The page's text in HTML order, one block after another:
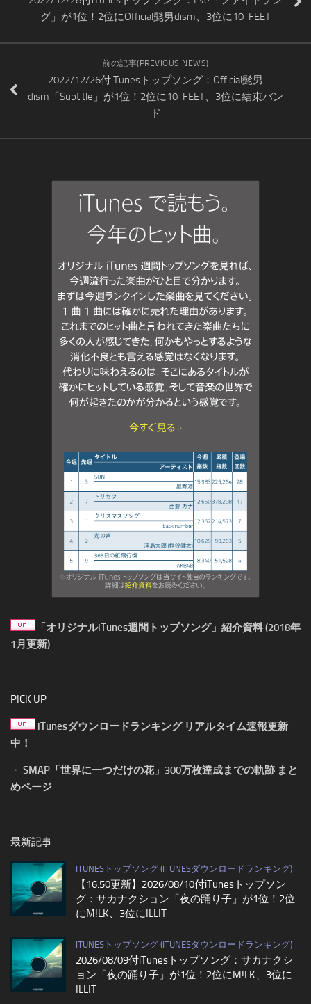
グ」が1位！2位にOfficial髭男dism、3位に10-FEET
前の記事(PREVIOUS NEWS)
2022/12/26付iTunesトップソング：Official髭男
dism「Subtitle」が1位！2位に10-FEET、3位に結束バン
ド
「オリジナルiTunes週間トップソング」紹介資料 (2018年
1月更新)
PICK UP
iTunesダウンロードランキング リアルタイム速報更新
中！
・ SMAP「世界に一つだけの花」300万枚達成までの軌跡 まと
めページ
最新記事
ITUNESトップソング (ITUNESダウンロードランキング)
【16:50更新】2026/08/10付iTunesトップソン
グ：サカナクション「夜の踊り子」が1位！2位
にM!LK、3位にILLIT
ITUNESトップソング (ITUNESダウンロードランキング)
2026/08/09付iTunesトップソング：サカナクシ
ョン「夜の踊り子」が1位！2位にM!LK、3位に
ILLIT